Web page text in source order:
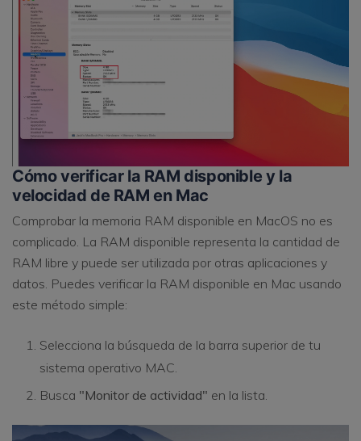
Cómo verificar la RAM disponible y la
velocidad de RAM en Mac
Comprobar la memoria RAM disponible en MacOS no es
complicado. La RAM disponible representa la cantidad de
RAM libre y puede ser utilizada por otras aplicaciones y
datos. Puedes verificar la RAM disponible en Mac usando
este método simple:
Selecciona la búsqueda de la barra superior de tu
sistema operativo MAC.
Busca "Monitor de actividad" en la lista.